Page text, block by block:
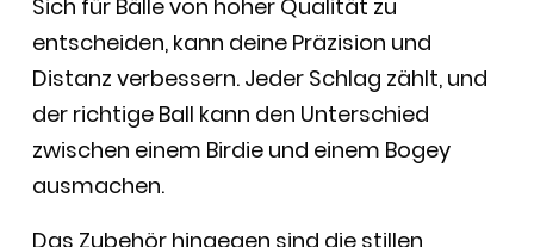
Sich für Bälle von hoher Qualität zu
entscheiden, kann deine Präzision und
Distanz verbessern. Jeder Schlag zählt, und
der richtige Ball kann den Unterschied
zwischen einem Birdie und einem Bogey
ausmachen.
Das Zubehör hingegen sind die stillen